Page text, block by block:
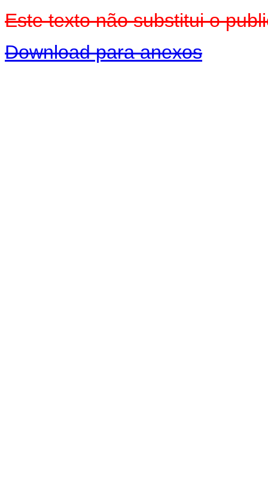
Este texto não substitui o
Download para anexos